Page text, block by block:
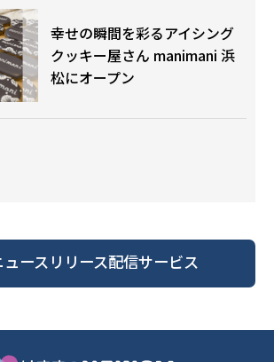
幸せの瞬間を彩るアイシング
クッキー屋さん manimani 浜
松にオープン
ュースリリース配信サービス